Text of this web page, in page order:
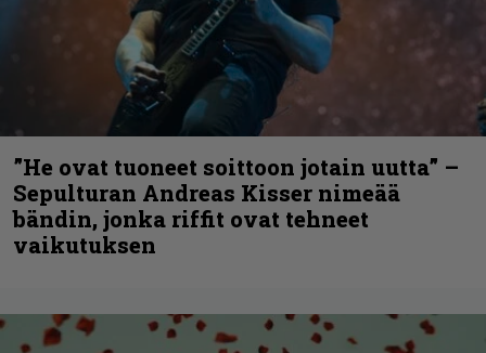
”He ovat tuoneet soittoon jotain uutta” –
Sepulturan Andreas Kisser nimeää
bändin, jonka riffit ovat tehneet
vaikutuksen